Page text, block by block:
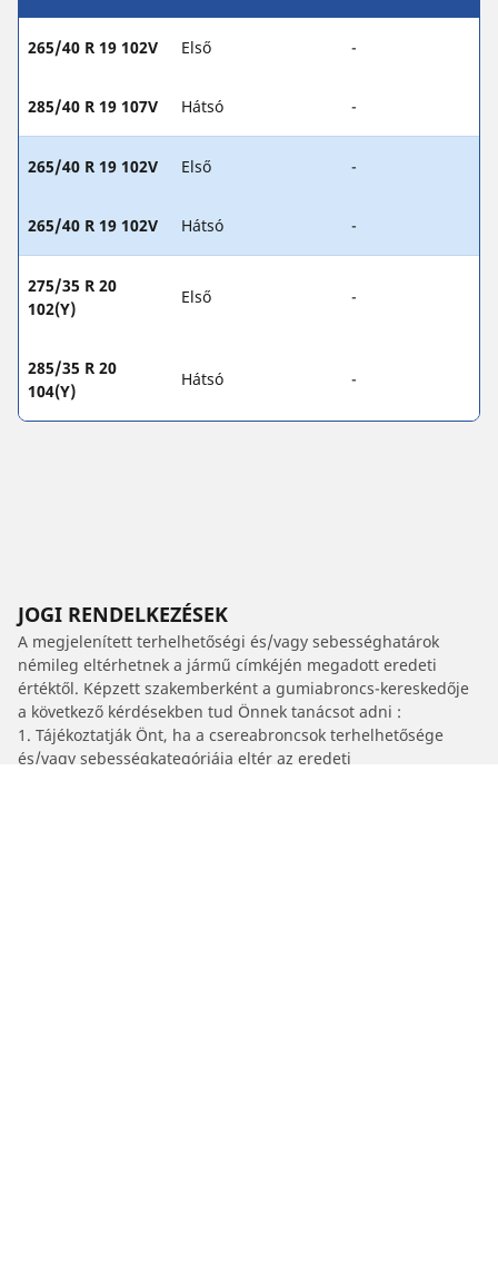
265/40 R 19 102V Első -
285/40 R 19 107V Hátsó -
265/40 R 19 102V Első -
265/40 R 19 102V Hátsó -
275/35 R 20
102(Y)
Első -
285/35 R 20
104(Y)
Hátsó -
JOGI RENDELKEZÉSEK
A megjelenített terhelhetőségi és/vagy sebességhatárok
némileg eltérhetnek a jármű címkéjén megadott eredeti
értéktől. Képzett szakemberként a gumiabroncs-kereskedője
a következő kérdésekben tud Önnek tanácsot adni :
1. Tájékoztatják Önt, ha a csereabroncsok terhelhetősége
és/vagy sebességkategóriája eltér az eredeti